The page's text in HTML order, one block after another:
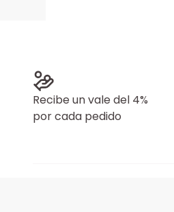
Recibe un vale del 4%
por cada pedido